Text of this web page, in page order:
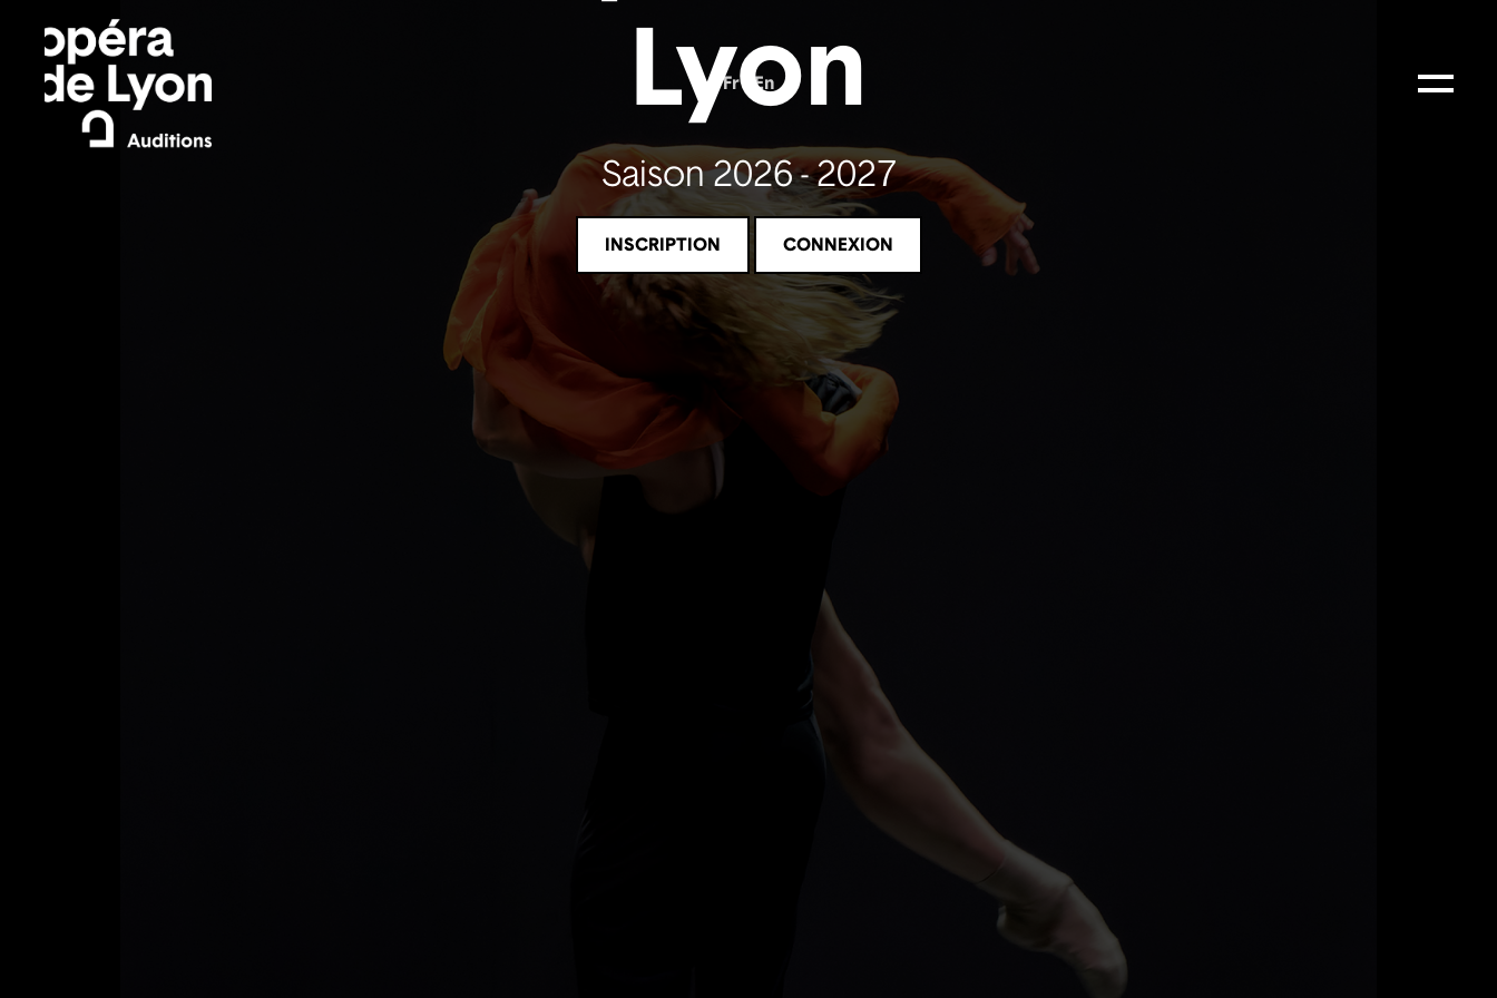
Fr En
Lyon
Saison 2026 - 2027
INSCRIPTION CONNEXION